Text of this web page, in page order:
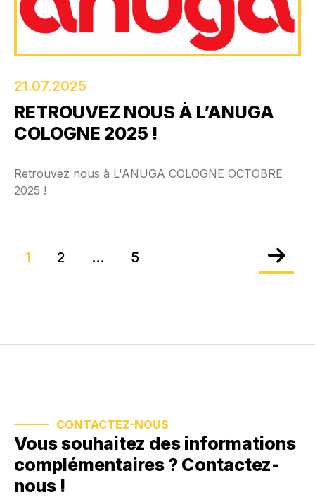
21.07.2025
RETROUVEZ NOUS À L’ANUGA
COLOGNE 2025 !
Retrouvez nous à L'ANUGA COLOGNE OCTOBRE
2025 !
1 2 … 5
Navigation des articles
CONTACTEZ-NOUS
Vous souhaitez des informations
complémentaires ? Contactez-
nous !